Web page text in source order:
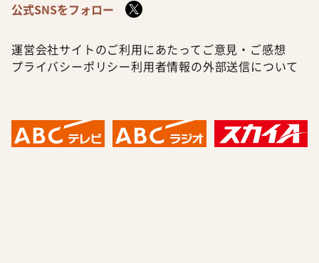
公式SNSをフォロー
運営会社サイトのご利用にあたって ご意見・ご感想
プライバシーポリシー利用者情報の外部送信について